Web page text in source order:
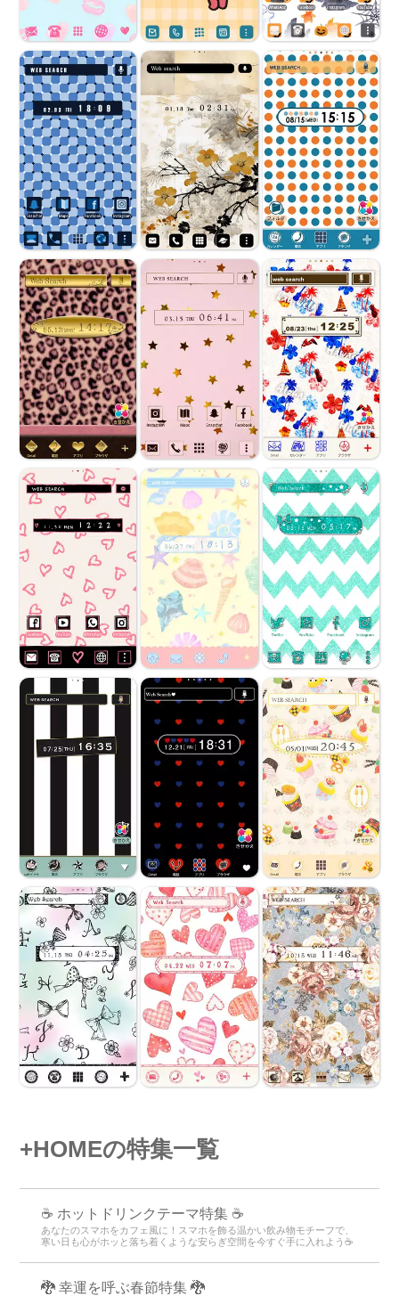
+HOMEの特集一覧
☕️ ホットドリンクテーマ特集 ☕️
あなたのスマホをカフェ風に！スマホを飾る温かい飲み物モチーフで、
寒い日も心がホッと落ち着くような安らぎ空間を今すぐ手に入れよう☕️
🐉 幸運を呼ぶ春節特集 🐉